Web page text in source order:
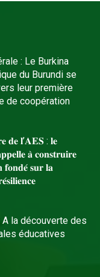
: Le Burkina
du Burundi se
leur première
de coopération
𝐝𝐞 𝐥’𝐀𝐄𝐒 : 𝐥𝐞
𝐚̀ 𝐜𝐨𝐧𝐬𝐭𝐫𝐮𝐢𝐫𝐞
𝐟𝐨𝐧𝐝𝐞́ 𝐬𝐮𝐫 𝐥𝐚
la découverte des
éducatives